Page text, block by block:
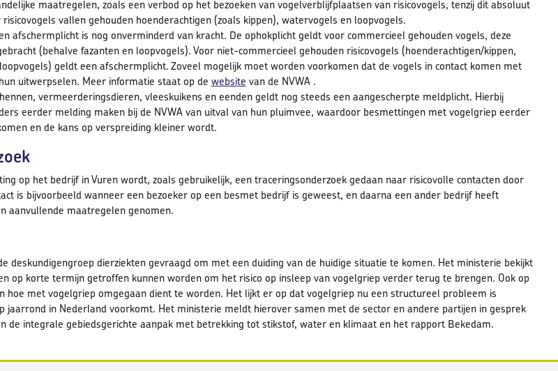
maatregelen, zoals een verbod op het bezoeken van vogelverblijfplaatsen van risicovogels, tenzij dit absoluut
risicovogels vallen gehouden hoenderachtigen (zoals kippen), watervogels en loopvogels.
afschermplicht is nog onverminderd van kracht. De ophokplicht geldt voor commercieel gehouden vogels, deze
(behalve fazanten en loopvogels). Voor niet-commercieel gehouden risicovogels (hoenderachtigen/kippen,
geldt een afschermplicht. Zoveel mogelijk moet worden voorkomen dat de vogels in contact komen met
uitwerpselen. Meer informatie staat op de website van de NVWA .
vermeerderingsdieren, vleeskuikens en eenden geldt nog steeds een aangescherpte meldplicht. Hierbij
eerder melding maken bij de NVWA van uitval van hun pluimvee, waardoor besmettingen met vogelgriep eerder
en de kans op verspreiding kleiner wordt.
op het bedrijf in Vuren wordt, zoals gebruikelijk, een traceringsonderzoek gedaan naar risicovolle contacten door
is bijvoorbeeld wanneer een bezoeker op een besmet bedrijf is geweest, en daarna een ander bedrijf heeft
aanvullende maatregelen genomen.
deskundigengroep dierziekten gevraagd om met een duiding van de huidige situatie te komen. Het ministerie bekijkt
op korte termijn getroffen kunnen worden om het risico op insleep van vogelgriep verder terug te brengen. Ook op
hoe met vogelgriep omgegaan dient te worden. Het lijkt er op dat vogelgriep nu een structureel probleem is
jaarrond in Nederland voorkomt. Het ministerie meldt hierover samen met de sector en andere partijen in gesprek
de integrale gebiedsgerichte aanpak met betrekking tot stikstof, water en klimaat en het rapport Bekedam.